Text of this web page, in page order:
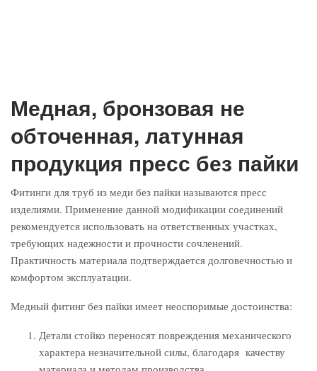
Медная, бронзовая не
обточенная, латунная
продукция пресс без пайки
Фитинги для труб из меди без пайки называются пресс
изделиями. Применение данной модификации соединений
рекомендуется использовать на ответственных участках,
требующих надежности и прочности сочленений.
Практичность материала подтверждается долговечностью и
комфортом эксплуатации.
Медный фитинг без пайки имеет неоспоримые достоинства:
Детали стойко переносят повреждения механического
характера незначительной силы, благодаря качеству